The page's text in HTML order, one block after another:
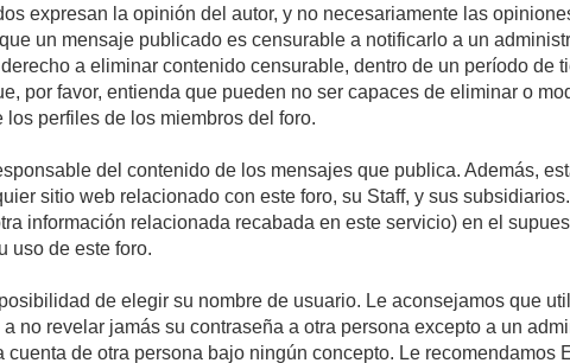
expresan la opinión del autor, y no necesariamente las
un mensaje publicado es censurable a notificarlo a un
a eliminar contenido censurable, dentro de un período
por favor, entienda que pueden no ser capaces de eliminar o
perfiles de los miembros del foro.
del contenido de los mensajes que publica. Además,
sitio web relacionado con este foro, su Staff, y sus
información relacionada recabada en este servicio) en el
uso de este foro.
de elegir su nombre de usuario. Le aconsejamos que
no revelar jamás su contraseña a otra persona excepto a un
de otra persona bajo ningún concepto. Le